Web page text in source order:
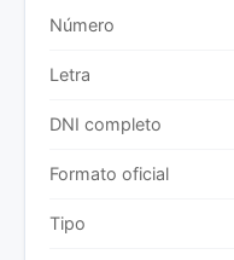
Número
Letra
DNI completo
Formato oficial
Tipo